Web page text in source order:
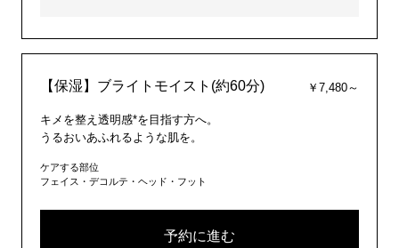
【保湿】ブライトモイスト(約60分) ￥7,480～
キメを整え透明感*を目指す方へ。
うるおいあふれるような肌を。
ケアする部位
フェイス・デコルテ・ヘッド・フット
予約に進む